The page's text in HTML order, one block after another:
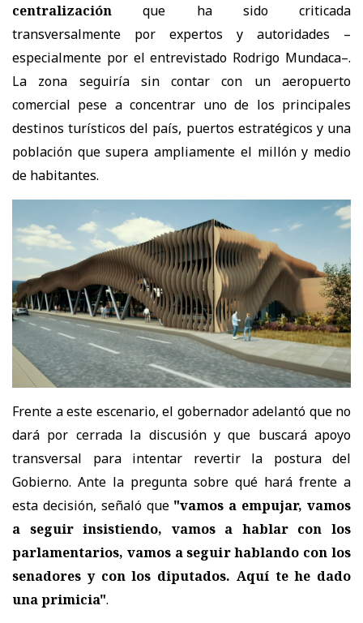
centralización que ha sido criticada
transversalmente por expertos y autoridades –
especialmente por el entrevistado Rodrigo Mundaca–.
La zona seguiría sin contar con un aeropuerto
comercial pese a concentrar uno de los principales
destinos turísticos del país, puertos estratégicos y una
población que supera ampliamente el millón y medio
de habitantes.
Frente a este escenario, el gobernador adelantó que no
dará por cerrada la discusión y que buscará apoyo
transversal para intentar revertir la postura del
Gobierno. Ante la pregunta sobre qué hará frente a
esta decisión, señaló que "vamos a empujar, vamos
a seguir insistiendo, vamos a hablar con los
parlamentarios, vamos a seguir hablando con los
senadores y con los diputados. Aquí te he dado
una primicia".